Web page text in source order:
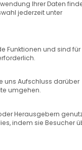
eine Milliarde
Bestellungen.
und
— von
Das
Ihrer Daten
jederzeit unter
für die eine
Funktionen und sind
uns Aufschluss darüber
umgehen.
Herausgebern
indem sie Besucher